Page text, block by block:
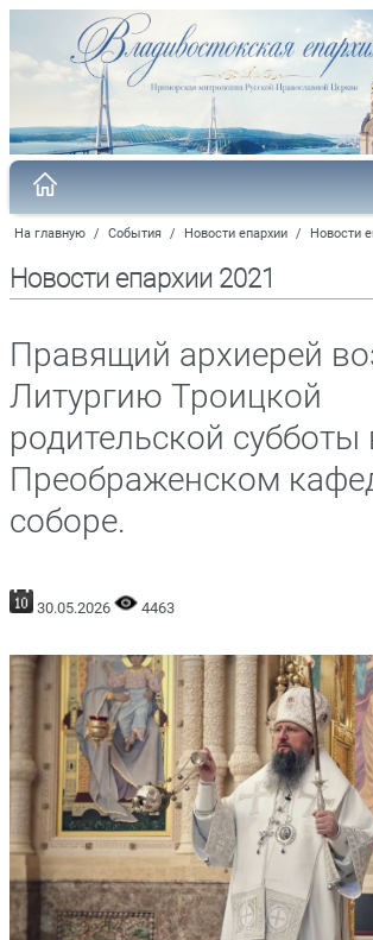
На главную / События / Новости епархии / Новости
Новости епархии 2021
Правящий архиерей
Литургию Троицкой
родительской субботы
Преображенском
соборе.
30.05.2026 4463